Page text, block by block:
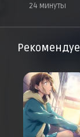
24 минуты